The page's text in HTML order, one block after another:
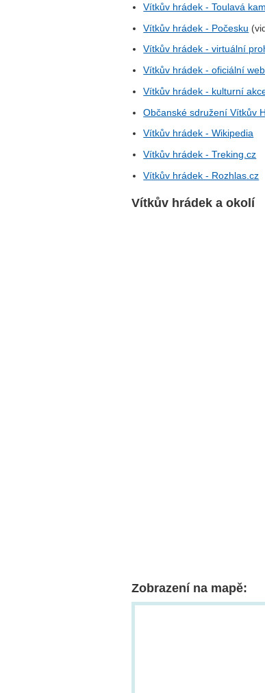
Vítkův hrádek - Toulavá
Vítkův hrádek - Počesku
Vítkův hrádek - virtuální
Vítkův hrádek - oficiální web
Vítkův hrádek - kulturní
Občanské sdružení Vítkův
Vítkův hrádek - Wikipedia
Vítkův hrádek - Treking.cz
Vítkův hrádek - Rozhlas.cz
Vítkův hrádek a okolí
Zobrazení na mapě: